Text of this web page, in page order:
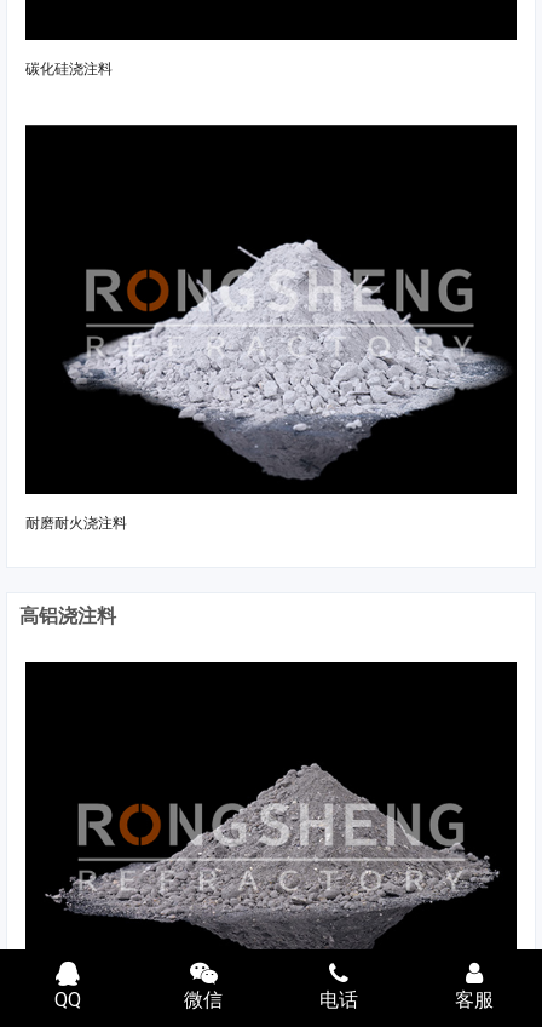
碳化硅浇注料
耐磨耐火浇注料
高铝浇注料
QQ 微信 电话 客服